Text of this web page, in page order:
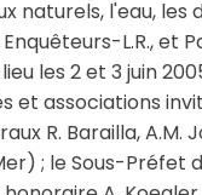
naturels, l'eau,
L.R., et
les 2 et 3 juin
associations
R. Barailla, A.M.
; le Sous-Préfet